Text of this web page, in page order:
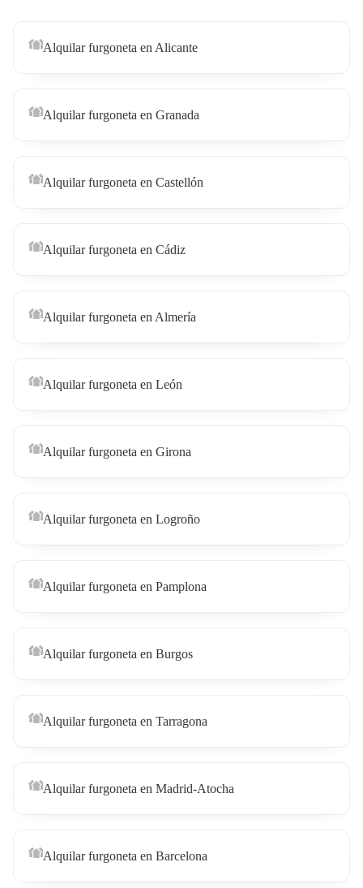
Alquilar furgoneta en Alicante
Alquilar furgoneta en Granada
Alquilar furgoneta en Castellón
Alquilar furgoneta en Cádiz
Alquilar furgoneta en Almería
Alquilar furgoneta en León
Alquilar furgoneta en Girona
Alquilar furgoneta en Logroño
Alquilar furgoneta en Pamplona
Alquilar furgoneta en Burgos
Alquilar furgoneta en Tarragona
Alquilar furgoneta en Madrid-Atocha
Alquilar furgoneta en Barcelona